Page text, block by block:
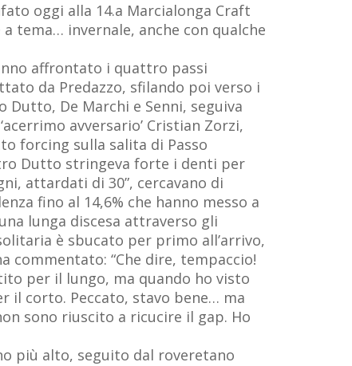
oggi alla 14.a Marcialonga Craft
tema… invernale, anche con qualche
affrontato i quattro passi
da Predazzo, sfilando poi verso i
De Marchi e Senni, seguiva
avversario’ Cristian Zorzi,
forcing sulla salita di Passo
Dutto stringeva forte i denti per
attardati di 30”, cercavano di
fino al 14,6% che hanno messo a
lunga discesa attraverso gli
è sbucato per primo all’arrivo,
commentato: “Che dire, tempaccio!
per il lungo, ma quando ho visto
il corto. Peccato, stavo bene… ma
sono riuscito a ricucire il gap. Ho
più alto, seguito dal roveretano